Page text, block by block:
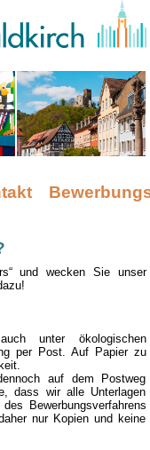
und wecken Sie unser
unter ökologischen
per Post. Auf Papier zu
auf dem Postweg
dass wir alle Unterlagen
Bewerbungsverfahrens
nur Kopien und keine